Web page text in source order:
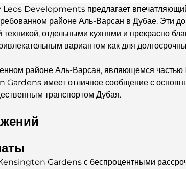
Developments предлагает
районе Аль-Варсан в Дубае. Эти
отдельными кухнями и прекрасно
вариантом как для
районе Аль-Варсан, являющемся
имеет отличное сообщение с
транспортом Дубая.
Gardens с беспроцентными